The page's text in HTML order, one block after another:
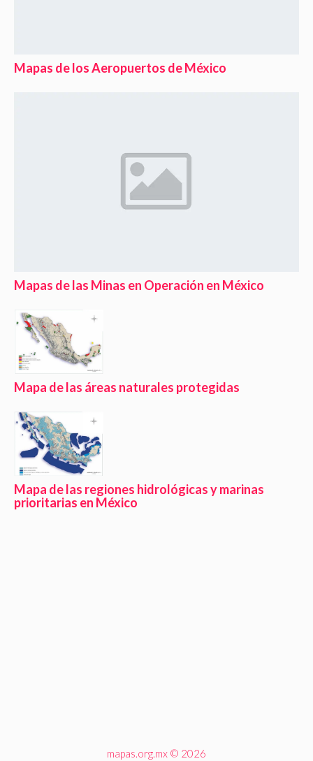
Mapas de los Aeropuertos de México
Mapas de las Minas en Operación en México
Mapa de las áreas naturales protegidas
Mapa de las regiones hidrológicas y marinas
prioritarias en México
mapas.org.mx © 2026